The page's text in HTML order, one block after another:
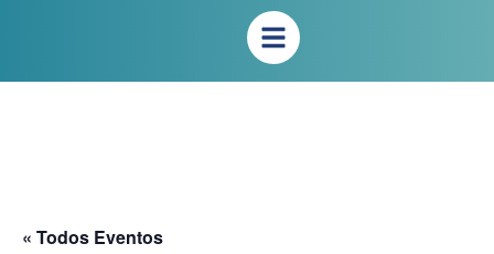
« Todos Eventos